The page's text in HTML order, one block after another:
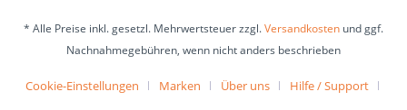
* Alle Preise inkl. gesetzl. Mehrwertsteuer zzgl.Versandkosten und ggf.
Nachnahmegebühren, wenn nicht anders beschrieben
Cookie-Einstellungen Marken Über uns
Hilfe / Support